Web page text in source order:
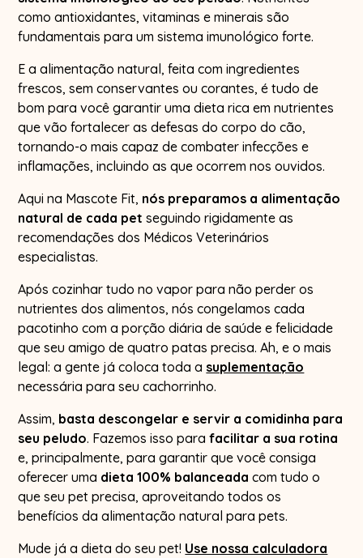
como antioxidantes, vitaminas e minerais são
fundamentais para um sistema imunológico forte.
E a alimentação natural, feita com ingredientes
frescos, sem conservantes ou corantes, é tudo de
bom para você garantir uma dieta rica em nutrientes
que vão fortalecer as defesas do corpo do cão,
tornando-o mais capaz de combater infecções e
inflamações, incluindo as que ocorrem nos ouvidos.
Aqui na Mascote Fit, nós preparamos a alimentação
natural de cada petseguindo rigidamente as
recomendações dos Médicos Veterinários
especialistas.
Após cozinhar tudo no vapor para não perder os
nutrientes dos alimentos, nós congelamos cada
pacotinho com a porção diária de saúde e felicidade
que seu amigo de quatro patas precisa. Ah, e o mais
legal: a gente já coloca toda a suplementação
necessária para seu cachorrinho.
Assim, basta descongelar e servir a comidinha para
seu peludo. Fazemos isso parafacilitar a sua rotina
e, principalmente, para garantir que você consiga
oferecer uma dieta 100% balanceada com tudo o
que seu pet precisa, aproveitando todos os
benefícios da alimentação natural para pets.
Mude já a dieta do seu pet! Use nossa calculadora